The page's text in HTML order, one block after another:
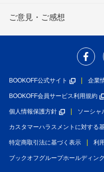
ご意見・ご感想
BOOKOFF公式サイト 企業
BOOKOFF会員サービス利用規約
個人情報保護方針 ソーシャ
カスタマーハラスメントに対する
特定商取引法に基づく表示 利
ブックオフグループホールディン